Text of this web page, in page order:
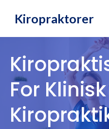
Kiropraktorer
For Klinisk